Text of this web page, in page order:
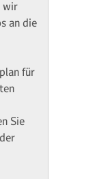
wir
an die
für
Sie